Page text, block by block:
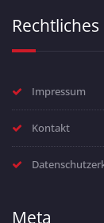
Rechtliches
Impressum
Kontakt
Meta